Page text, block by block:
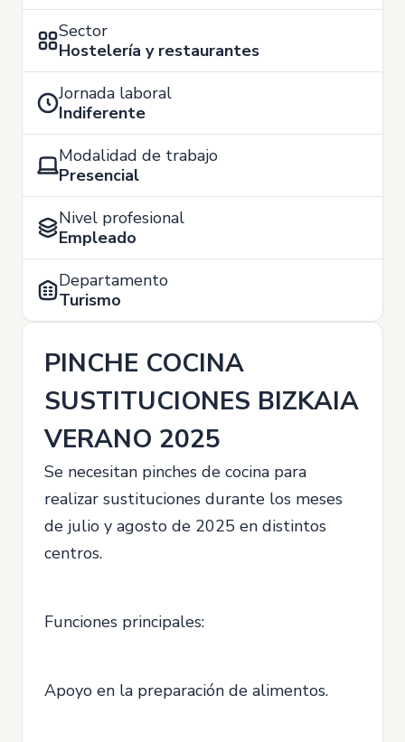
Sector
Hostelería y restaurantes
Jornada laboral
Indiferente
Modalidad de trabajo
Presencial
Nivel profesional
Empleado
Departamento
Turismo
PINCHE COCINA
SUSTITUCIONES BIZKAIA
VERANO 2025
Se necesitan pinches de cocina para
realizar sustituciones durante los meses
de julio y agosto de 2025 en distintos
centros.
Funciones principales:
Apoyo en la preparación de alimentos.